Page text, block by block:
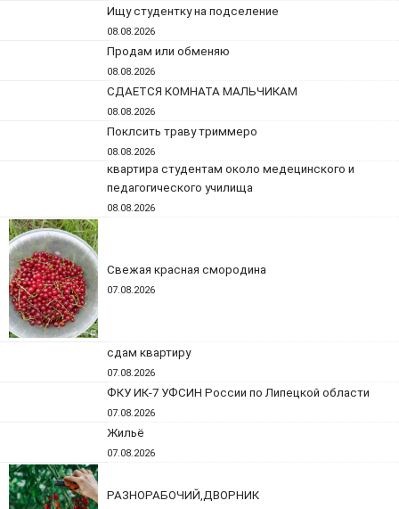
Ищу студентку на подселение
08.08.2026
Продам или обменяю
08.08.2026
СДАЕТСЯ КОМНАТА МАЛЬЧИКАМ
08.08.2026
Поклсить траву триммеро
08.08.2026
квартира студентам около медецинского и
педагогического училища
08.08.2026
Свежая красная смородина
07.08.2026
сдам квартиру
07.08.2026
ФКУ ИК-7 УФСИН России по Липецкой области
07.08.2026
Жильё
07.08.2026
РАЗНОРАБОЧИЙ,ДВОРНИК